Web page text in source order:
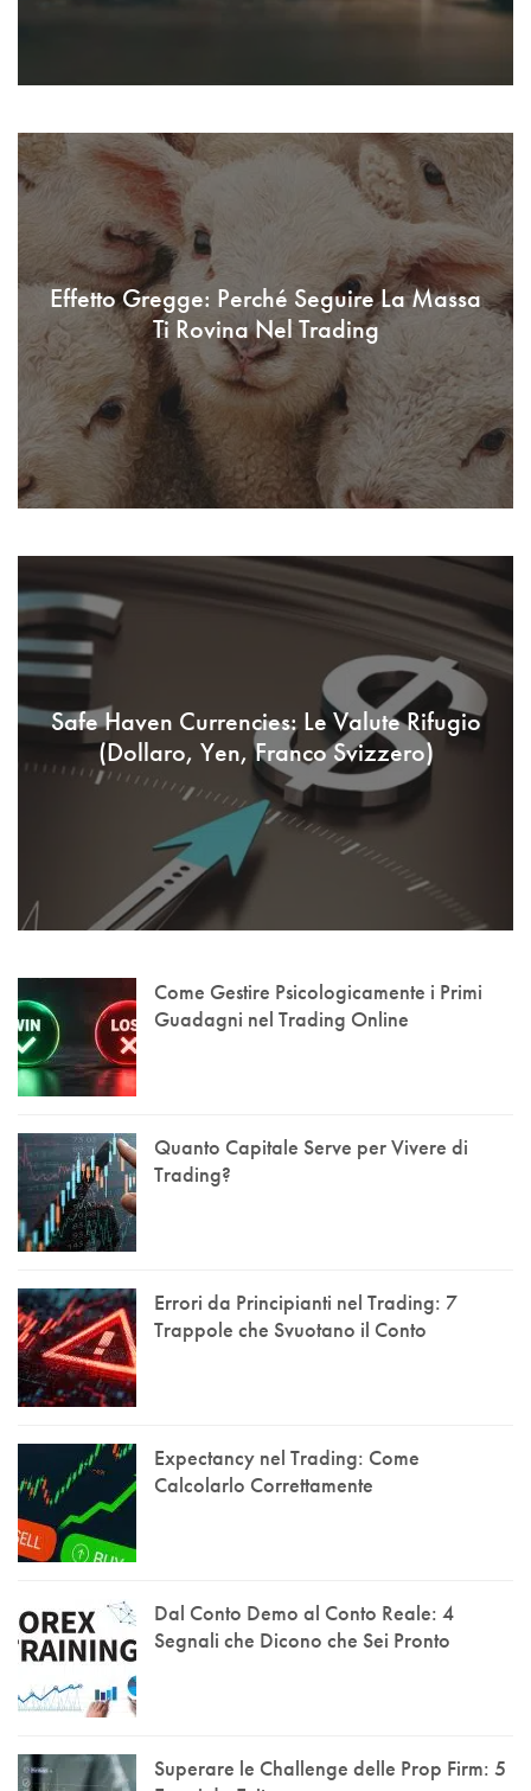
Effetto Gregge: Perché Seguire La Massa
Ti Rovina Nel Trading
Safe Haven Currencies: Le Valute Rifugio
(Dollaro, Yen, Franco Svizzero)
Come Gestire Psicologicamente i Primi
Guadagni nel Trading Online
Quanto Capitale Serve per Vivere di
Trading?
Errori da Principianti nel Trading: 7
Trappole che Svuotano il Conto
Expectancy nel Trading: Come
Calcolarlo Correttamente
Dal Conto Demo al Conto Reale: 4
Segnali che Dicono che Sei Pronto
Superare le Challenge delle Prop Firm: 5